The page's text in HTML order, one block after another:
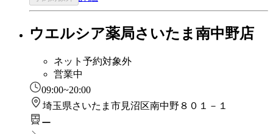
ウエルシア薬局さいたま南中野店
ネット予約対象外
営業中
09:00~20:00
埼玉県さいたま市見沼区南中野８０１－１
ー